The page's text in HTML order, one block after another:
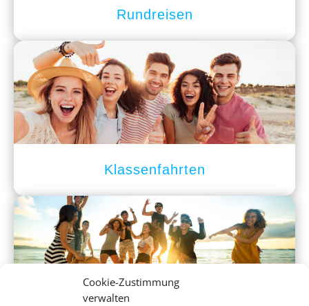
Cookie-Zustimmung
verwalten
Rundreisen
Klassenfahrten